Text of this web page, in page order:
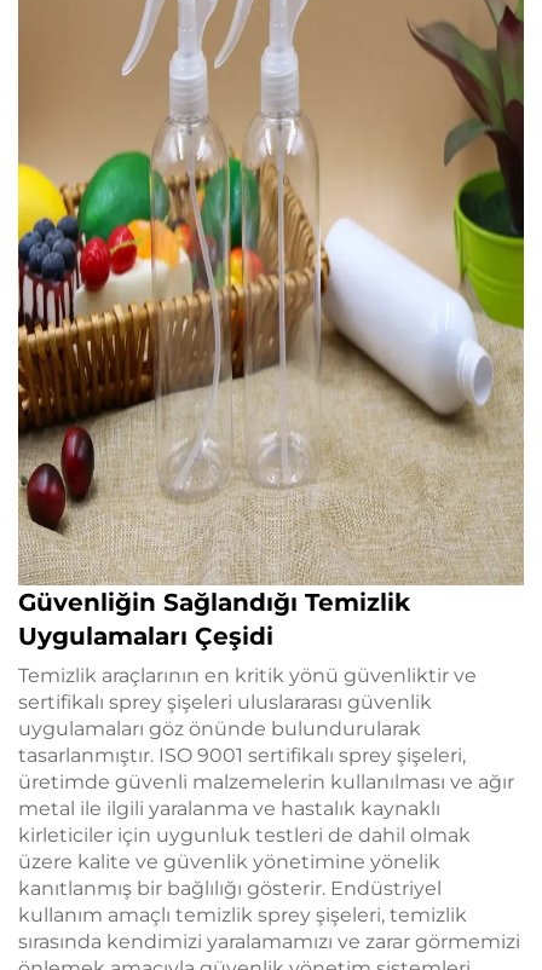
Güvenliğin Sağlandığı Temizlik
Uygulamaları Çeşidi
Temizlik araçlarının en kritik yönü güvenliktir ve
sertifikalı sprey şişeleri uluslararası güvenlik
uygulamaları göz önünde bulundurularak
tasarlanmıştır. ISO 9001 sertifikalı sprey şişeleri,
üretimde güvenli malzemelerin kullanılması ve ağır
metal ile ilgili yaralanma ve hastalık kaynaklı
kirleticiler için uygunluk testleri de dahil olmak
üzere kalite ve güvenlik yönetimine yönelik
kanıtlanmış bir bağlılığı gösterir. Endüstriyel
kullanım amaçlı temizlik sprey şişeleri, temizlik
sırasında kendimizi yaralamamızı ve zarar görmemizi